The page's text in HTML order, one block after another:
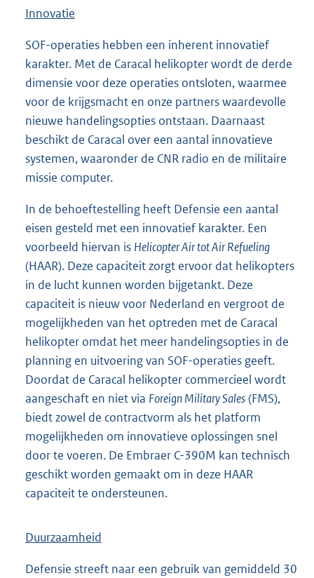
Innovatie
SOF-operaties hebben een inherent innovatief
karakter. Met de Caracal helikopter wordt de derde
dimensie voor deze operaties ontsloten, waarmee
voor de krijgsmacht en onze partners waardevolle
nieuwe handelingsopties ontstaan. Daarnaast
beschikt de Caracal over een aantal innovatieve
systemen, waaronder de CNR radio en de militaire
missie computer.
In de behoeftestelling heeft Defensie een aantal
eisen gesteld met een innovatief karakter. Een
voorbeeld hiervan is Helicopter Air tot Air Refueling
(HAAR). Deze capaciteit zorgt ervoor dat helikopters
in de lucht kunnen worden bijgetankt. Deze
capaciteit is nieuw voor Nederland en vergroot de
mogelijkheden van het optreden met de Caracal
helikopter omdat het meer handelingsopties in de
planning en uitvoering van SOF-operaties geeft.
Doordat de Caracal helikopter commercieel wordt
aangeschaft en niet via Foreign Military Sales(FMS),
biedt zowel de contractvorm als het platform
mogelijkheden om innovatieve oplossingen snel
door te voeren. De Embraer C-390M kan technisch
geschikt worden gemaakt om in deze HAAR
capaciteit te ondersteunen.
Duurzaamheid
Defensie streeft naar een gebruik van gemiddeld 30